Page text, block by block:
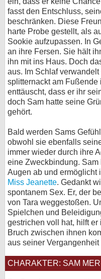
fasst den Entschluss,
beschränken. Diese
harte Probe gestellt, als
Sookie aufzupassen. In
an ihre Fersen. Sie hält
ihn mit ins Haus. Doch
aus. Im Schlaf
splitternackt am Fußende
enttäuscht, dass er ihr
doch Sam hatte seine
gehört.
Bald werden Sams
obwohl sie ebenfalls
immer wieder durch ihre
eine Zweckbindung.
Augen ab und ermöglicht
Miss Jeanette. Gedankt
spontanem Sex. Er, der
von Tara weggestoßen.
Spielchen und
gestrichen voll hat, hilft
Bruch zwischen ihnen
aus seiner Vergangenheit
CHARAKTER: SAM